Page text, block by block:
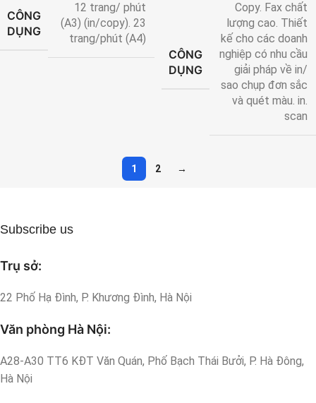
CÔNG
DỤNG
12 trang/ phút
(A3) (in/copy). 23
trang/phút (A4)
CÔNG
DỤNG
Copy. Fax chất
lượng cao. Thiết
kế cho các doanh
nghiệp có nhu cầu
giải pháp về in/
sao chụp đơn sắc
và quét màu. in.
scan
1 2 →
Subscribe us
Trụ sở:
22 Phố Hạ Đình, P. Khương Đình, Hà Nội
Văn phòng Hà Nội:
A28-A30 TT6 KĐT Văn Quán, Phố Bạch Thái Bưởi, P. Hà Đông,
Hà Nội